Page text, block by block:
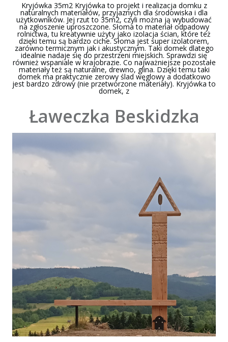
Kryjówka 35m2 Kryjówka to projekt i realizacja domku z
naturalnych materiałów, przyjaznych dla środowiska i dla
użytkowników. Jej rzut to 35m2, czyli można ją wybudować
na zgłoszenie uproszczone. Słoma to materiał odpadowy
rolnictwa, tu kreatywnie użyty jako izolacja ścian, które też
dzięki temu są bardzo ciche. Słoma jest super izolatorem,
zarówno termicznym jak i akustycznym. Taki domek dlatego
idealnie nadaje się do przestrzeni miejskich. Sprawdzi się
również wspaniale w krajobrazie. Co najważniejsze pozostałe
materiały też są naturalne, drewno, glina. Dzięki temu taki
domek ma praktycznie zerowy ślad węglowy a dodatkowo
jest bardzo zdrowy (nie przetworzone materiały). Kryjówka to
domek, z
Ławeczka Beskidzka